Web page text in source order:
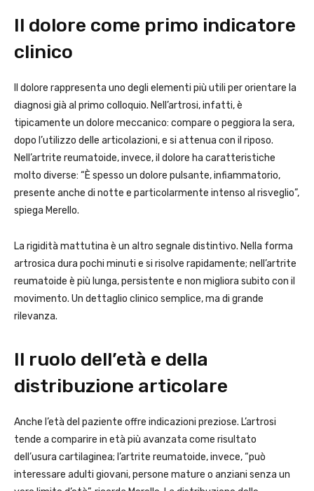
Il dolore come primo indicatore
clinico
Il dolore rappresenta uno degli elementi più utili per orientare la
diagnosi già al primo colloquio. Nell’artrosi, infatti, è
tipicamente un dolore meccanico: compare o peggiora la sera,
dopo l’utilizzo delle articolazioni, e si attenua con il riposo.
Nell’artrite reumatoide, invece, il dolore ha caratteristiche
molto diverse: “È spesso un dolore pulsante, infiammatorio,
presente anche di notte e particolarmente intenso al risveglio”,
spiega Merello.
La rigidità mattutina è un altro segnale distintivo. Nella forma
artrosica dura pochi minuti e si risolve rapidamente; nell’artrite
reumatoide è più lunga, persistente e non migliora subito con il
movimento. Un dettaglio clinico semplice, ma di grande
rilevanza.
Il ruolo dell’età e della
distribuzione articolare
Anche l’età del paziente offre indicazioni preziose. L’artrosi
tende a comparire in età più avanzata come risultato
dell’usura cartilaginea; l’artrite reumatoide, invece, “può
interessare adulti giovani, persone mature o anziani senza un